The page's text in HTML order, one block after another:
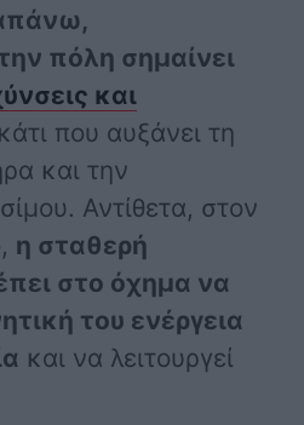
πόλη σημαίνει
και
που αυξάνει τη
και την
Αντίθετα, στον
η σταθερή
στο όχημα να
του ενέργεια
και να λειτουργεί